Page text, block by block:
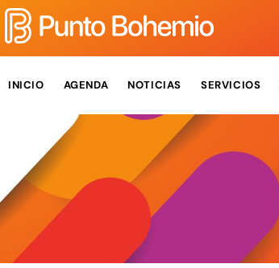
INICIO AGENDA NOTICIAS SERVICIOS